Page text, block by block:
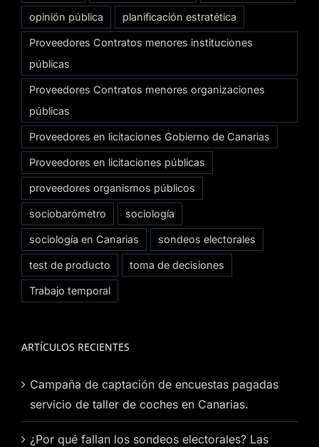
opinión pública planificación estratética
Proveedores Contratos menores instituciones
públicas
Proveedores Contratos menores organizaciones
públicas
Proveedores en licitaciones Gobierno de Canarias
Proveedores en licitaciones públicas
proveedores organismos públicos
sociobarómetro sociología
sociología en Canarias sondeos electorales
test de producto toma de decisiones
Trabajo temporal
ARTÍCULOS RECIENTES
Campaña de captación de encuestas pagadas
servicio de taller de coches en Canarias.
¿Por qué fallan los sondeos electorales? Las